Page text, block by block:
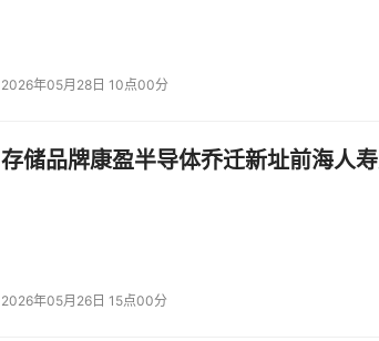
2026年05月28日 10点00分
存储品牌康盈半导体乔迁新址前海人
2026年05月26日 15点00分